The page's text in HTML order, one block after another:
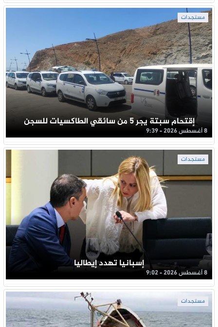
مستجدات
إقتحام سبتة يجر 5 من سائقي الطاكسيات للسجن
8 أغسطس 2026 - 9:39
مستجدات
إسبانيا تهدد إيطاليا
8 أغسطس 2026 - 9:02
مستجدات